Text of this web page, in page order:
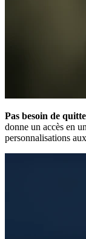
Pas besoin de
donne un accès en
personnalisations